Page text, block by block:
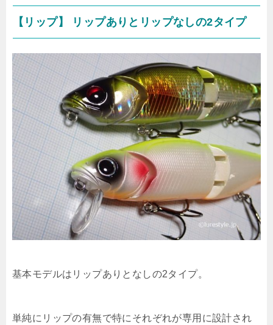
【リップ】 リップありとリップなしの2タイプ
基本モデルはリップありとなしの2タイプ。
単純にリップの有無で特にそれぞれが専用に設計され